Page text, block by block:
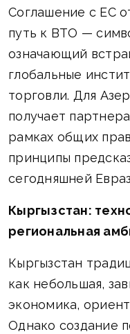
Соглашение с ЕС
путь к ВТО —
означающий
глобальные
торговли. Для
получает
рамках общих
принципы
сегодняшней
Кыргызстан:
региональная
Кыргызстан
как небольшая,
экономика,
Однако создание